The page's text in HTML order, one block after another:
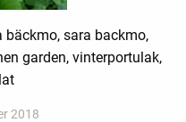
bäckmo, sara backmo,
garden, vinterportulak,
2018